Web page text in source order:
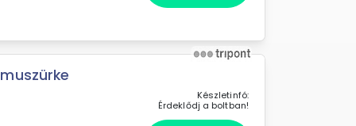
Készletinfó:
Érdeklődj a boltban!